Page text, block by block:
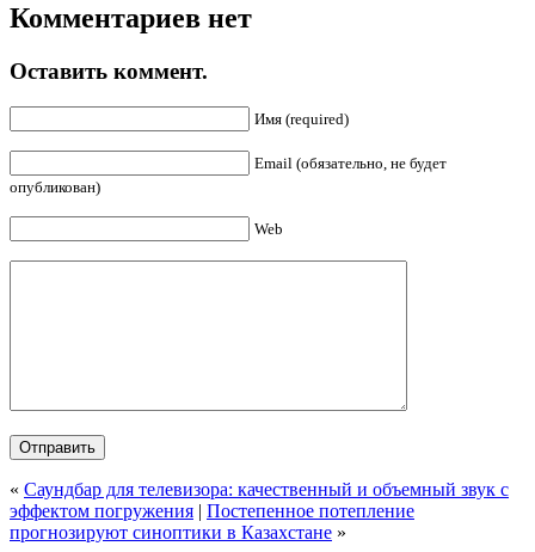
Комментариев нет
Оставить коммент.
Имя (required)
Email (обязательно, не будет
опубликован)
Web
« Саундбар для телевизора: качественный и объемный звук с
эффектом погружения | Постепенное потепление
прогнозируют синоптики в Казахстане »